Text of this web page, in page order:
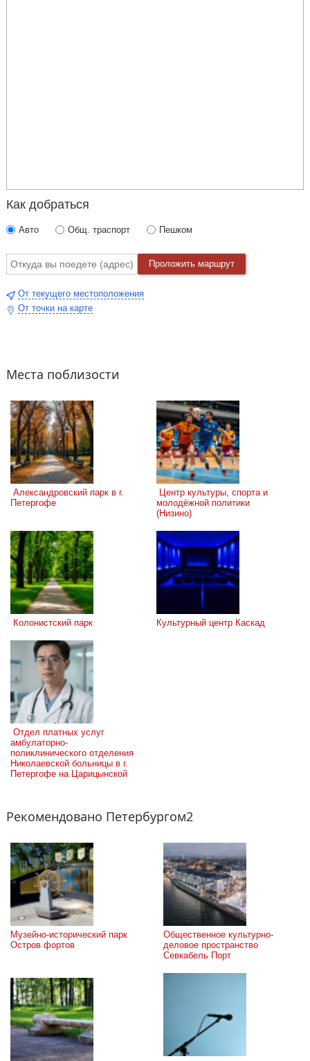
Как добраться
Авто Общ. траспорт Пешком
Проложить маршрут
От текущего местоположения
От точки на карте
Места поблизости
Петергофе
молодёжной политики
(Низино)
Колонистский парк Культурный центр Каскад
амбулаторно-
поликлинического отделения
Николаевской больницы в г.
Петергофе на Царицынской
Рекомендовано Петербургом2
Музейно-исторический парк
Остров фортов
Общественное культурно-
деловое пространство
Севкабель Порт